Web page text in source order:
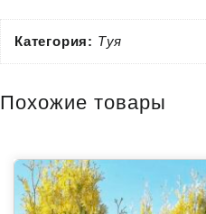
Категория: Туя
Похожие товары